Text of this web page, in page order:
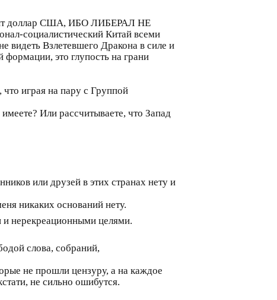
доллар США, ИБО ЛИБЕРАЛ НЕ
социалистический Китай всеми
видеть Взлетевшего Дракона в силе и
это глупость на грани
играя на пару с Группой
Или рассчитываете, что Запад
или друзей в этих странах нету и
никаких оснований нету.
нерекреационными целями.
слова, собраний,
не прошли цензуру, а на каждое
не сильно ошибутся.